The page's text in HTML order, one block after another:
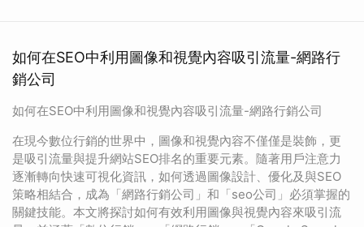
如何在SEO中利用圖像和視覺內容吸引流量-網路行
銷公司
如何在SEO中利用圖像和視覺內容吸引流量-網路行銷公司
在現今數位行銷的世界中，圖像和視覺內容不僅僅是裝飾，更
是吸引流量與提升網站SEO排名的重要元素。隨著用戶注意力
逐漸轉向快速可視化資訊，如何透過圖像設計、優化及與SEO
策略相結合，成為「網路行銷公司」和「seo公司」必須掌握的
關鍵技能。本文將探討如何有效利用圖像與視覺內容來吸引流